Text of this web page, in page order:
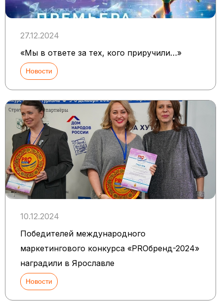
27.12.2024
«Мы в ответе за тех, кого приручили…»
Новости
10.12.2024
Победителей международного
маркетингового конкурса «PROбренд-2024»
наградили в Ярославле
Новости